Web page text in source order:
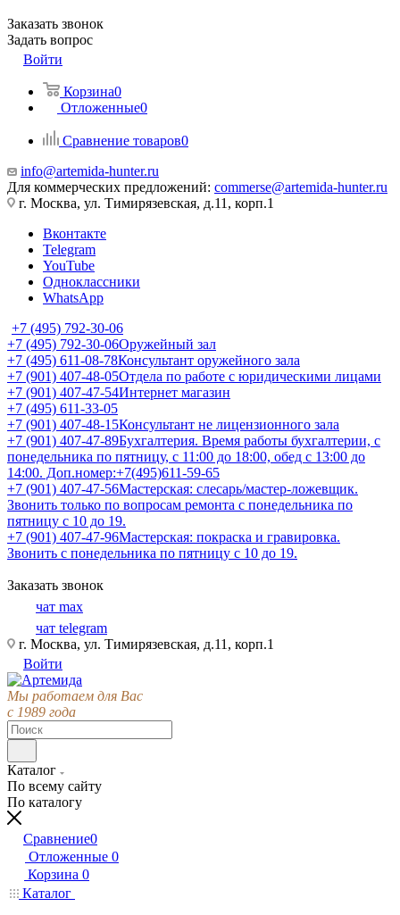
Заказать звонок
Задать вопрос
Войти
Корзина0
Отложенные0
Сравнение товаров0
info@artemida-hunter.ru
Для коммерческих предложений: commerse@artemida-hunter.ru
г. Москва, ул. Тимирязевская, д.11, корп.1
Вконтакте
Telegram
YouTube
Одноклассники
WhatsApp
+7 (495) 792-30-06
+7 (495) 792-30-06Оружейный зал
+7 (495) 611-08-78Консультант оружейного зала
+7 (901) 407-48-05Отдела по работе с юридическими лицами
+7 (901) 407-47-54Интернет магазин
+7 (495) 611-33-05
+7 (901) 407-48-15Консультант не лицензионного зала
+7 (901) 407-47-89Бухгалтерия. Время работы бухгалтерии, с
понедельника по пятницу, с 11:00 до 18:00, обед с 13:00 до
14:00. Доп.номер:+7(495)611-59-65
+7 (901) 407-47-56Мастерская: слесарь/мастер-ложевщик.
Звонить только по вопросам ремонта с понедельника по
пятницу с 10 до 19.
+7 (901) 407-47-96Мастерская: покраска и гравировка.
Звонить с понедельника по пятницу с 10 до 19.
Заказать звонок
чат max
чат telegram
г. Москва, ул. Тимирязевская, д.11, корп.1
Войти
Мы работаем для Вас
с 1989 года
Каталог
По всему сайту
По каталогу
Сравнение0
Отложенные 0
Корзина 0
Каталог